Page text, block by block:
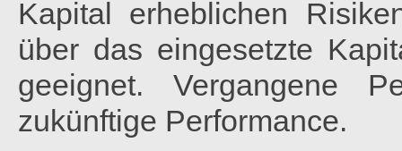
Kapital erheblichen
über das eingesetzte
geeignet. Vergangene
zukünftige Performance.